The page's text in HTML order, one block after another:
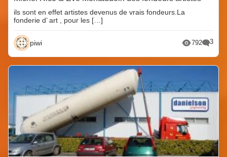
ils sont en effet artistes devenus de vrais fondeurs.La
fonderie d’ art , pour les […]
piwi 792 3